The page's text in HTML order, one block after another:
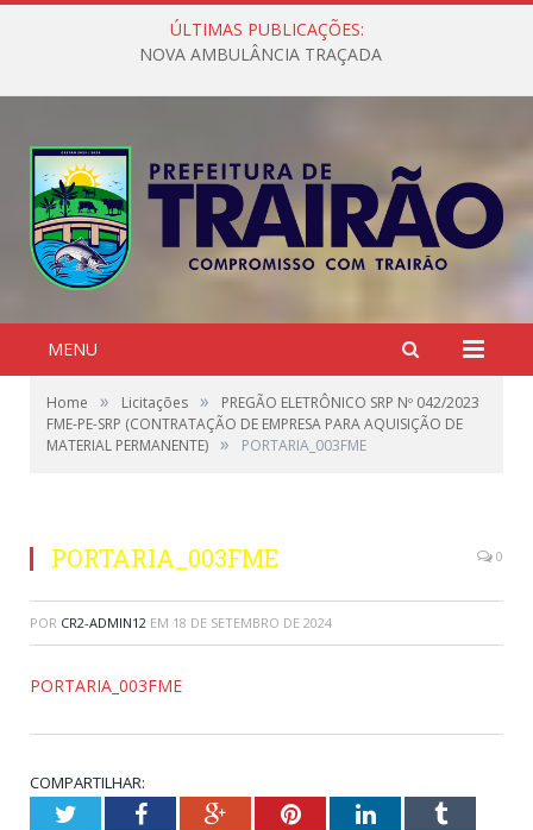
ÚLTIMAS PUBLICAÇÕES:
NOVA AMBULÂNCIA TRAÇADA
MENU
Home » Licitações »
PREGÃO ELETRÔNICO SRP Nº 042/2023
FME-PE-SRP (CONTRATAÇÃO DE EMPRESA PARA AQUISIÇÃO DE
MATERIAL PERMANENTE) » PORTARIA_003FME
PORTARIA_003FME 0
POR CR2-ADMIN12 EM 18 DE SETEMBRO DE 2024
PORTARIA_003FME
COMPARTILHAR:
TwitterFacebookGoogle+PinterestLinkedInTumblr